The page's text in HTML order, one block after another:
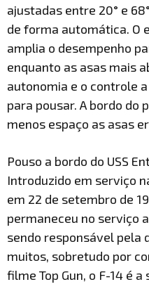
ajustadas entre 20° e
de forma automática. O
amplia o desempenho
enquanto as asas mais
autonomia e o controle
para pousar. A bordo do
menos espaço as asas
Pouso a bordo do USS
Introduzido em serviço
em 22 de setembro de
permaneceu no serviço
sendo responsável pela
muitos, sobretudo por
filme Top Gun, o F-14 é